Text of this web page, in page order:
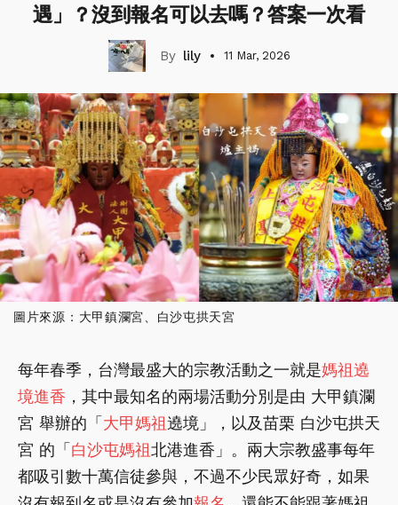
遇」？沒到報名可以去嗎？答案一次看
lily 11 Mar, 2026
圖片來源：大甲鎮瀾宮、白沙屯拱天宮
每年春季，台灣最盛大的宗教活動之一就是媽祖遶
境進香 ，其中最知名的兩場活動分別是由 大甲鎮瀾
宮 舉辦的「 大甲媽祖遶境」，以及苗栗 白沙屯拱天
宮 的「 白沙屯媽祖北港進香」。兩大宗教盛事每年
都吸引數十萬信徒參與，不過不少民眾好奇，如果